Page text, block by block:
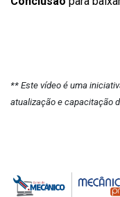
** Este vídeo é uma
atualização e capacitação